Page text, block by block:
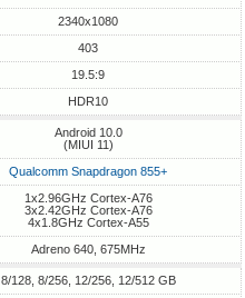
2340x1080
403
19.5:9
HDR10
Android 10.0
(MIUI 11)
Qualcomm Snapdragon 855+
1x2.96GHz Cortex-A76
3x2.42GHz Cortex-A76
4x1.8GHz Cortex-A55
Adreno 640, 675MHz
8/128, 8/256, 12/256, 12/512 GB